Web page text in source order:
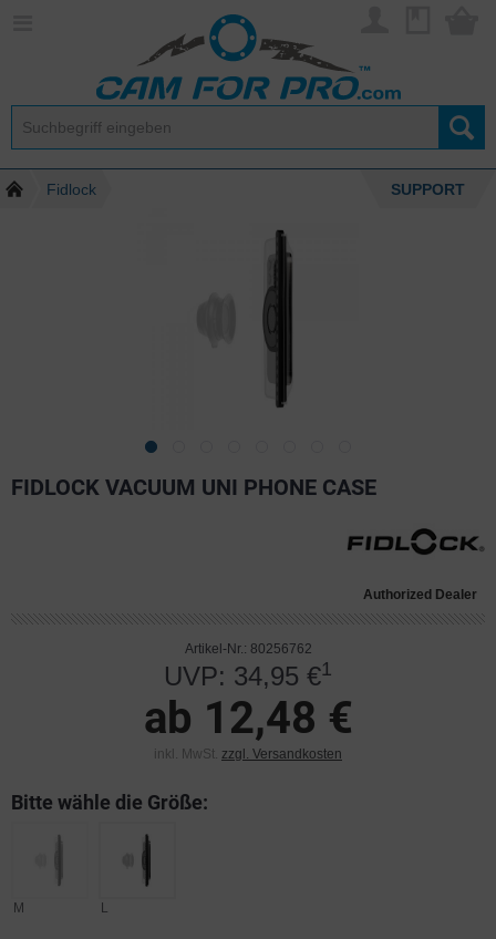
Fidlock SUPPORT
FIDLOCK VACUUM UNI PHONE CASE
Authorized Dealer
Artikel-Nr.: 80256762
UVP: 34,95 €1
ab 12,48 €
inkl. MwSt. zzgl. Versandkosten
Bitte wähle die Größe:
M L